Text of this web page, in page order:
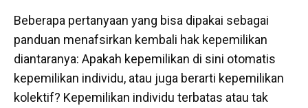
Beberapa pertanyaan yang bisa dipakai sebagai
panduan menafsirkan kembali hak kepemilikan
diantaranya: Apakah kepemilikan di sini otomatis
kepemilikan individu, atau juga berarti kepemilikan
kolektif? Kepemilikan individu terbatas atau tak